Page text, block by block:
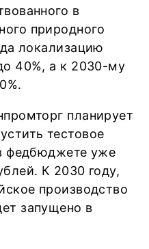
в
природного
локализацию
40%, а к 2030-му
планирует
тестовое
федбюджете уже
К 2030 году,
производство
запущено в